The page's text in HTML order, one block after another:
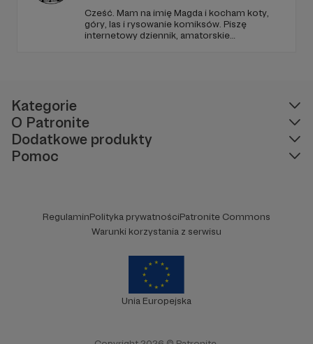
Cześć. Mam na imię Magda i kocham koty,
góry, las i rysowanie komiksów. Piszę
internetowy dziennik, amatorskie
Kategorie
O Patronite
Dodatkowe produkty
Pomoc
RegulaminPolityka prywatnościPatronite Commons
Warunki korzystania z serwisu
Unia Europejska